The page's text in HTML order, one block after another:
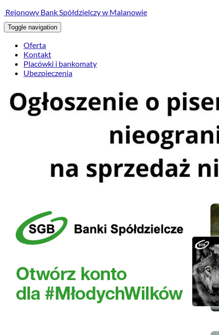
Rejonowy Bank Spółdzielczy w Malanowie
Toggle navigation
Oferta
Kontakt
Placówki i bankomaty
Ubezpieczenia